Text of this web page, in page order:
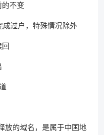
不变
过户，特殊情况除外
放的域名，是属于中国地